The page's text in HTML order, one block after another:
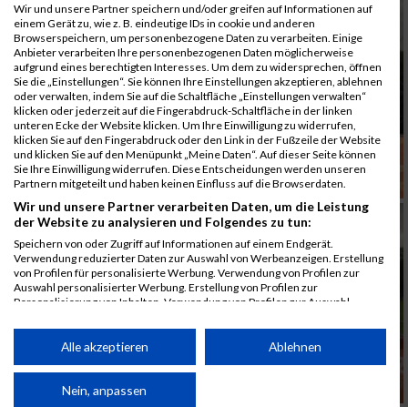
Wir und unsere Partner speichern und/oder greifen auf Informationen auf
einem Gerät zu, wie z. B. eindeutige IDs in cookie und anderen
Browserspeichern, um personenbezogene Daten zu verarbeiten. Einige
Anbieter verarbeiten Ihre personenbezogenen Daten möglicherweise
aufgrund eines berechtigten Interesses. Um dem zu widersprechen, öffnen
Sie die „Einstellungen“. Sie können Ihre Einstellungen akzeptieren, ablehnen
oder verwalten, indem Sie auf die Schaltfläche „Einstellungen verwalten“
klicken oder jederzeit auf die Fingerabdruck-Schaltfläche in der linken
unteren Ecke der Website klicken. Um Ihre Einwilligung zu widerrufen,
klicken Sie auf den Fingerabdruck oder den Link in der Fußzeile der Website
und klicken Sie auf den Menüpunkt „Meine Daten“. Auf dieser Seite können
Sie Ihre Einwilligung widerrufen. Diese Entscheidungen werden unseren
Partnern mitgeteilt und haben keinen Einfluss auf die Browserdaten.
Wir und unsere Partner verarbeiten Daten, um die Leistung
der Website zu analysieren und Folgendes zu tun:
Speichern von oder Zugriff auf Informationen auf einem Endgerät.
Verwendung reduzierter Daten zur Auswahl von Werbeanzeigen. Erstellung
von Profilen für personalisierte Werbung. Verwendung von Profilen zur
Auswahl personalisierter Werbung. Erstellung von Profilen zur
Personalisierung von Inhalten. Verwendung von Profilen zur Auswahl
Performance von Inhalten. Analyse von Zielgruppen durch Statistiken oder
Kombinationen von Daten aus verschiedenen Quellen. Entwicklung und
von Inhalten.
Daten können außerhalb der Europäischen Union weitergegeben und in die
Alle akzeptieren Ablehnen
Nein, anpassen